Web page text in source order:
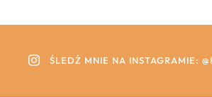
ŚLEDŹ MNIE NA INSTAGRAMIE: